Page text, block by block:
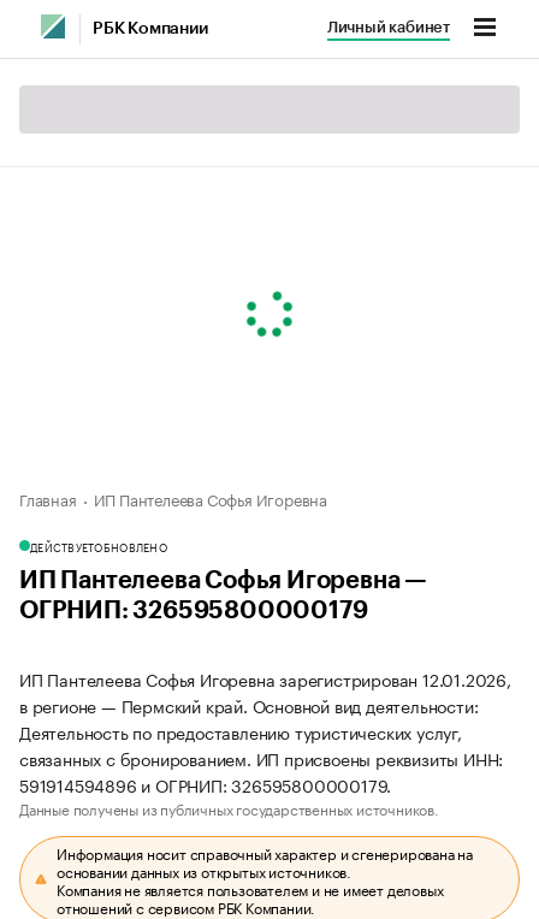
РБК Компании Личный кабинет
Главная ИП Пантелеева Софья Игоревна
ДЕЙСТВУЕТОБНОВЛЕНО
ИП Пантелеева Софья Игоревна —
ОГРНИП: 326595800000179
ИП Пантелеева Софья Игоревна зарегистрирован 12.01.2026,
в регионе — Пермский край. Основной вид деятельности:
Деятельность по предоставлению туристических услуг,
связанных с бронированием. ИП присвоены реквизиты ИНН:
591914594896 и ОГРНИП: 326595800000179.
Данные получены из публичных государственных источников.
Информация носит справочный характер и сгенерирована на
основании данных из открытых источников.
Компания не является пользователем и не имеет деловых
отношений с сервисом РБК Компании.